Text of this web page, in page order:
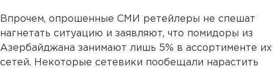
Впрочем, опрошенные СМИ ретейлеры не спешат
нагнетать ситуацию и заявляют, что помидоры из
Азербайджана занимают лишь 5% в ассортименте их
сетей. Некоторые сетевики пообещали нарастить